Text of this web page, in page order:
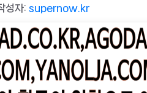
성자: supernow.kr